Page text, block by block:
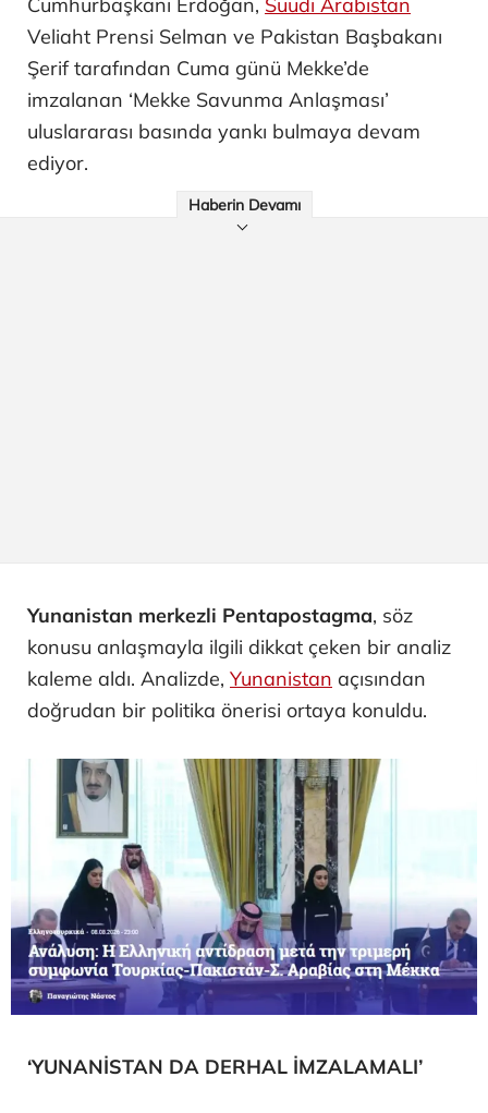
Veliaht Prensi Selman ve Pakistan Başbakanı
Şerif tarafından Cuma günü Mekke’de
imzalanan ‘Mekke Savunma Anlaşması’
uluslararası basında yankı bulmaya devam
ediyor.
Haberin Devamı
Yunanistan merkezli Pentapostagma, söz
konusu anlaşmayla ilgili dikkat çeken bir analiz
kaleme aldı. Analizde, Yunanistan açısından
doğrudan bir politika önerisi ortaya konuldu.
‘YUNANİSTAN DA DERHAL İMZALAMALI’